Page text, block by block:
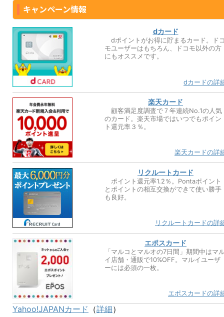
キャンペーン情報
dカード
dポイントがお得に貯まるカード。ド
モユーザーはもちろん、ドコモ以外の方
にもオススメです。
dカードの詳
楽天カード
顧客満足度調査で７年連続No.1の人気
のカード。楽天市場ではいつでもポイン
ト還元率３％。
楽天カードの詳
リクルートカード
ポイント還元率1.2％。Pontaポイント
とポイントの相互交換ができて使い勝手
も良好。
リクルートカードの詳
エポスカード
「マルコとマルオの7日間」期間中はマ
イ店舗・通販で10%OFF。マルイユーザ
ーには必須の一枚。
エポスカードの詳
Yahoo!JAPANカード （詳細）